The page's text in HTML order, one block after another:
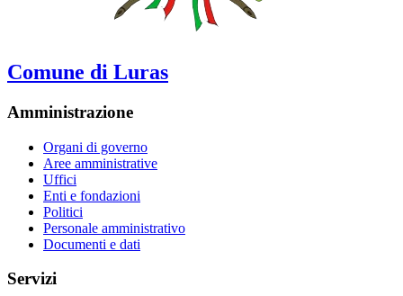
Comune di Luras
Amministrazione
Organi di governo
Aree amministrative
Uffici
Enti e fondazioni
Politici
Personale amministrativo
Documenti e dati
Servizi